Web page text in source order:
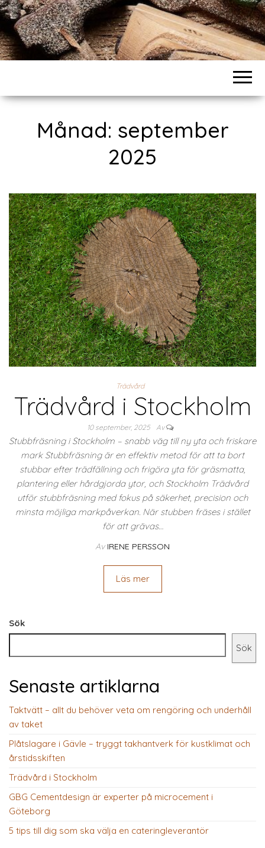
Månad: september
2025
Trädvård
Trädvård i Stockholm
10 september, 2025 Av
Stubbfräsning i Stockholm – snabb väg till ny yta och friskare
mark Stubbfräsning är en effektiv metod för att ta bort
stubbar efter trädfällning och frigöra yta för gräsmatta,
plantering eller hårdgjorda ytor, och Stockholm Trädvård
utför stubbfräsning med fokus på säkerhet, precision och
minsta möjliga markpåverkan. När stubben fräses i stället
för att grävas…
Av IRENE PERSSON
Läs mer
Sök
Sök
Senaste artiklarna
Taktvätt – allt du behöver veta om rengöring och underhåll
av taket
Plåtslagare i Gävle – tryggt takhantverk för kustklimat och
årstidsskiften
Trädvård i Stockholm
GBG Cementdesign är experter på microcement i
Göteborg
5 tips till dig som ska välja en cateringleverantör